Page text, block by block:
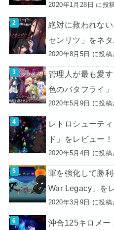
2020年1月28日 に投
絶対に救われな
センリツ」をネ
2020年8月5日 に投稿
管理人が最も愛
色のバタフライ
2020年5月9日 に投稿
レトロシューテ
ド」をレビュー！
2020年5月4日 に投稿
軍を強化して勝
War Legacy」を
2020年3月9日 に投稿
沖合125キロメー